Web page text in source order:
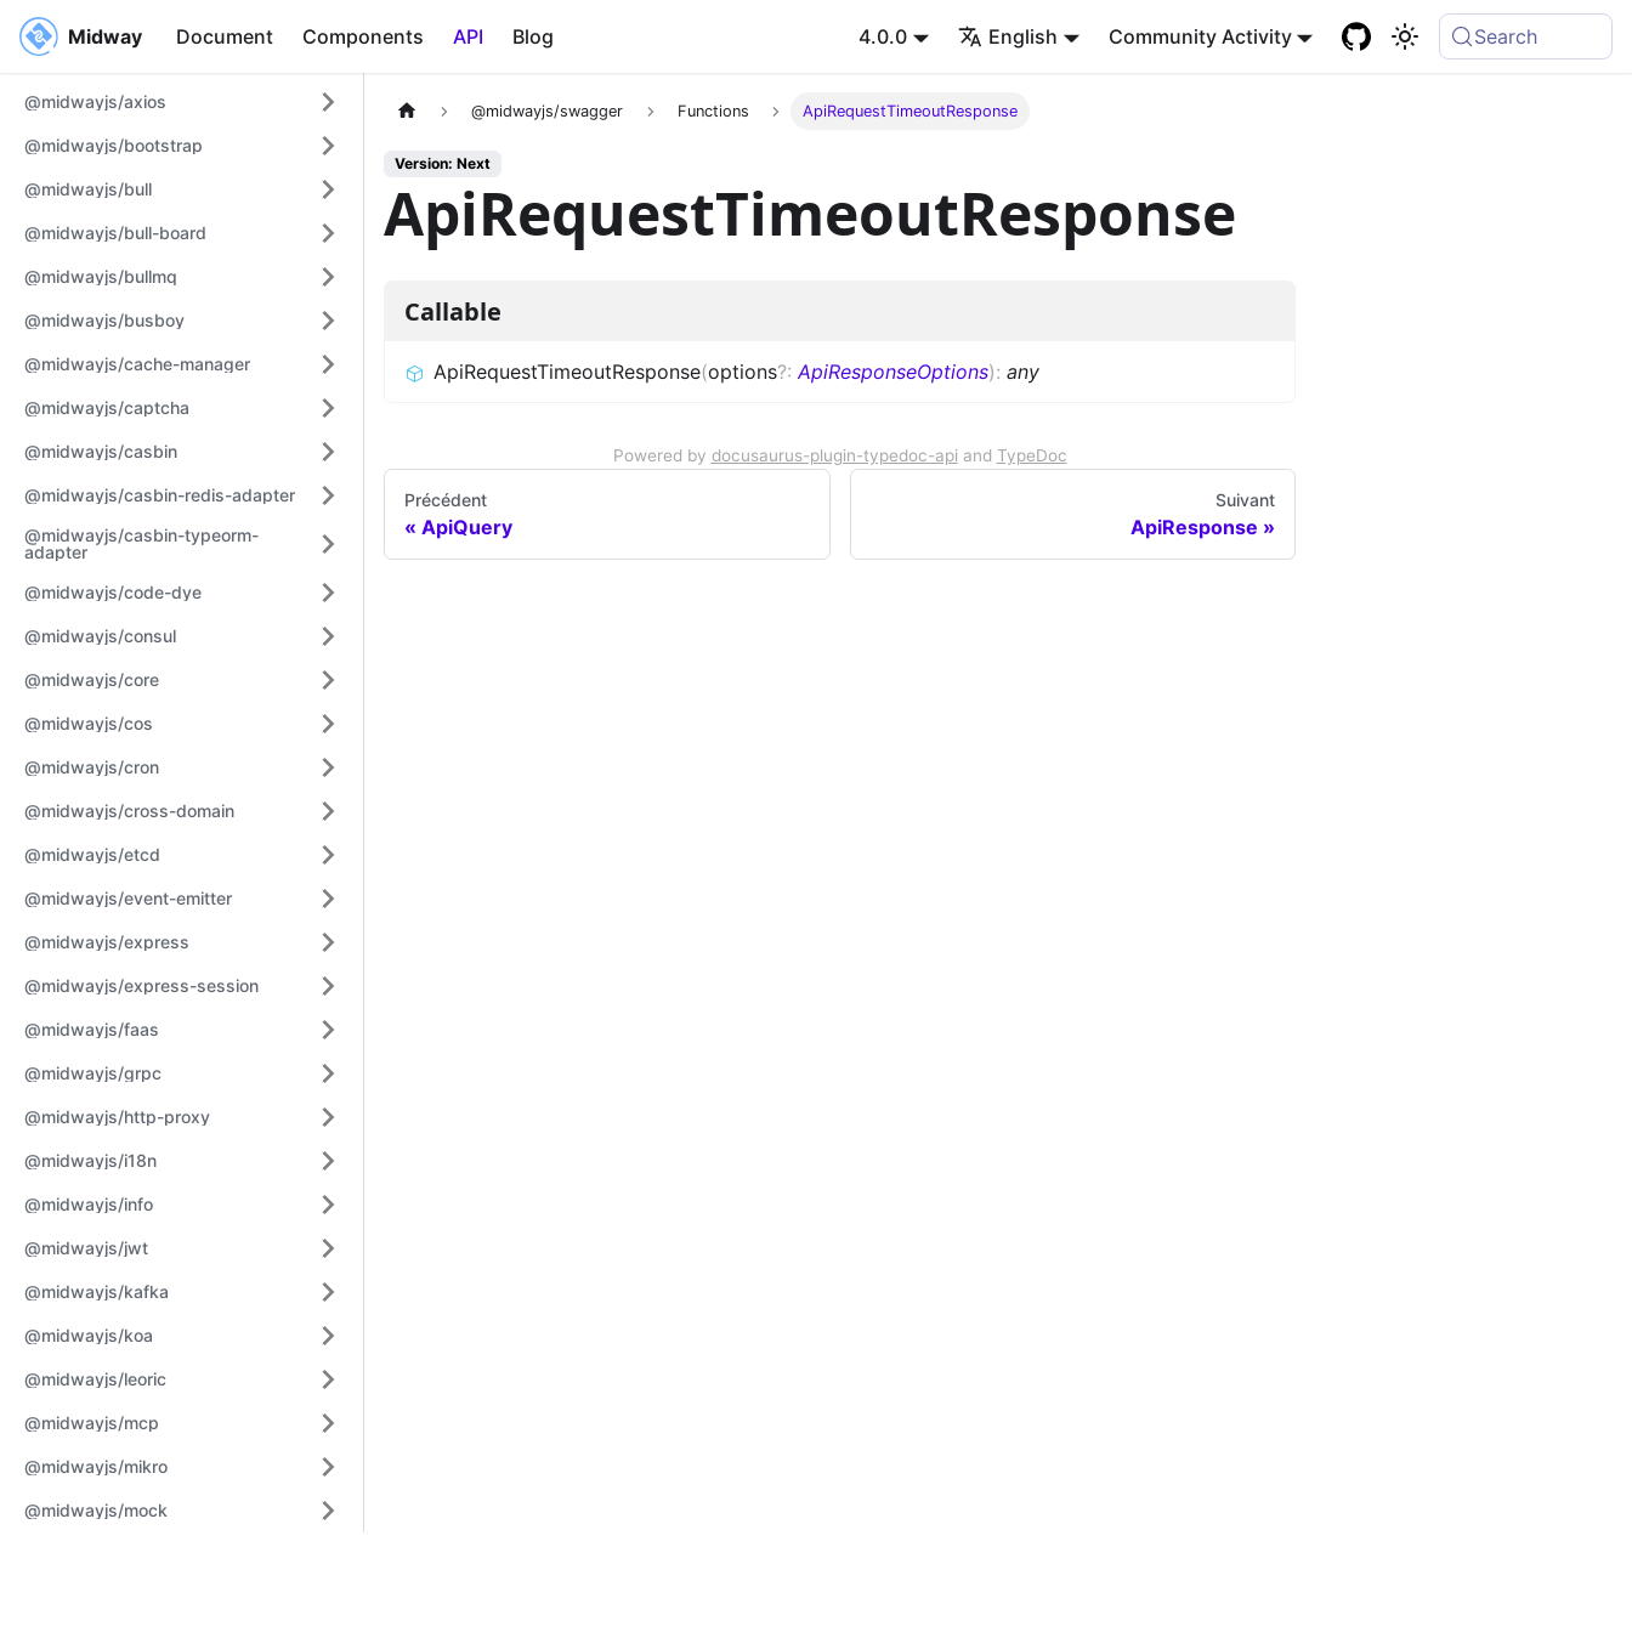
Midway Document Components API Blog 4.0.0 English Community Activity Search
Midway
@midwayjs/axios
@midwayjs/bootstrap
@midwayjs/bull
@midwayjs/bull-board
@midwayjs/bullmq
@midwayjs/busboy
@midwayjs/cache-manager
@midwayjs/captcha
@midwayjs/casbin
@midwayjs/casbin-redis-adapter
@midwayjs/casbin-typeorm-
adapter
@midwayjs/code-dye
@midwayjs/consul
@midwayjs/core
@midwayjs/cos
@midwayjs/cron
@midwayjs/cross-domain
@midwayjs/etcd
@midwayjs/event-emitter
@midwayjs/express
@midwayjs/express-session
@midwayjs/faas
@midwayjs/grpc
@midwayjs/http-proxy
@midwayjs/i18n
@midwayjs/info
@midwayjs/jwt
@midwayjs/kafka
@midwayjs/koa
@midwayjs/leoric
@midwayjs/mcp
@midwayjs/mikro
@midwayjs/mock
@midwayjs/swagger Functions ApiRequestTimeoutResponse
Version: Next
ApiRequestTimeoutResponse
Callable
ApiRequestTimeoutResponse(options?:ApiResponseOptions): any
Powered by docusaurus-plugin-typedoc-api and TypeDoc
Précédent
ApiQuery
Suivant
ApiResponse